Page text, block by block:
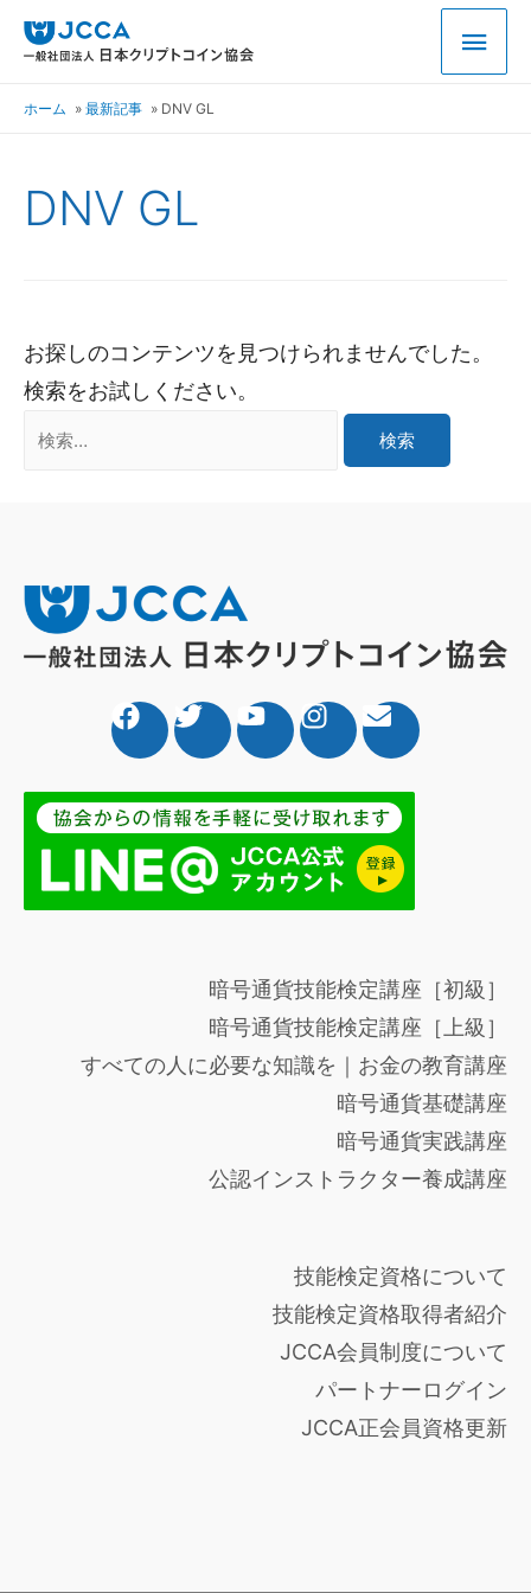
ホーム 最新記事 DNV GL
DNV GL
お探しのコンテンツを見つけられませんでした。
検索をお試しください。
暗号通貨技能検定講座［初級］
暗号通貨技能検定講座［上級］
すべての人に必要な知識を｜お金の教育講座
暗号通貨基礎講座
暗号通貨実践講座
公認インストラクター養成講座
技能検定資格について
技能検定資格取得者紹介
JCCA会員制度について
パートナーログイン
JCCA正会員資格更新